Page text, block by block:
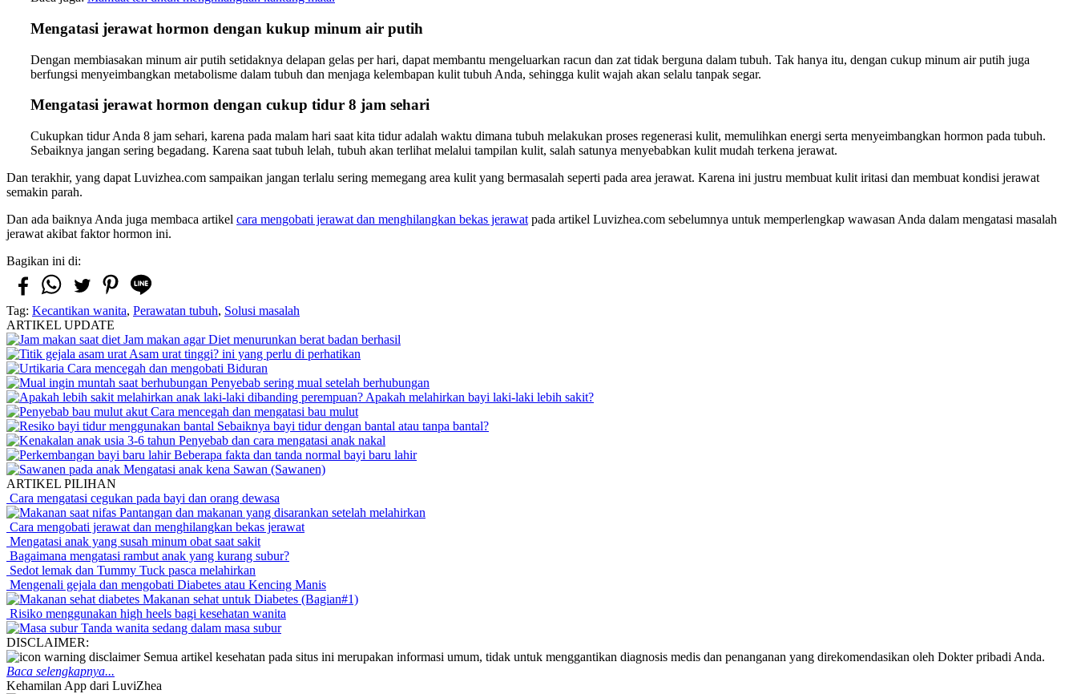
Mengatasi jerawat hormon dengan kukup minum air putih
Dengan membiasakan minum air putih setidaknya delapan gelas per hari, dapat membantu mengeluarkan racun dan zat tidak berguna dalam tubuh. Tak hanya itu, dengan cukup minum air putih juga
berfungsi menyeimbangkan metabolisme dalam tubuh dan menjaga kelembapan kulit tubuh Anda, sehingga kulit wajah akan selalu tanpak segar.
Mengatasi jerawat hormon dengan cukup tidur 8 jam sehari
Cukupkan tidur Anda 8 jam sehari, karena pada malam hari saat kita tidur adalah waktu dimana tubuh melakukan proses regenerasi kulit, memulihkan energi serta menyeimbangkan hormon pada tubuh.
Sebaiknya jangan sering begadang. Karena saat tubuh lelah, tubuh akan terlihat melalui tampilan kulit, salah satunya menyebabkan kulit mudah terkena jerawat.
Dan terakhir, yang dapat Luvizhea.com sampaikan jangan terlalu sering memegang area kulit yang bermasalah seperti pada area jerawat. Karena ini justru membuat kulit iritasi dan membuat kondisi jerawat
semakin parah.
Dan ada baiknya Anda juga membaca artikel cara mengobati jerawat dan menghilangkan bekas jerawat pada artikel Luvizhea.com sebelumnya untuk memperlengkap wawasan Anda dalam mengatasi masalah
jerawat akibat faktor hormon ini.
Bagikan ini di:
Tag: Kecantikan wanita, Perawatan tubuh, Solusi masalah
ARTIKEL UPDATE
Jam makan agar Diet menurunkan berat badan berhasil
Asam urat tinggi? ini yang perlu di perhatikan
Cara mencegah dan mengobati Biduran
Penyebab sering mual setelah berhubungan
Apakah melahirkan bayi laki-laki lebih sakit?
Cara mencegah dan mengatasi bau mulut
Sebaiknya bayi tidur dengan bantal atau tanpa bantal?
Penyebab dan cara mengatasi anak nakal
Beberapa fakta dan tanda normal bayi baru lahir
Mengatasi anak kena Sawan (Sawanen)
ARTIKEL PILIHAN
Cara mengatasi cegukan pada bayi dan orang dewasa
Pantangan dan makanan yang disarankan setelah melahirkan
Cara mengobati jerawat dan menghilangkan bekas jerawat
Mengatasi anak yang susah minum obat saat sakit
Bagaimana mengatasi rambut anak yang kurang subur?
Sedot lemak dan Tummy Tuck pasca melahirkan
Mengenali gejala dan mengobati Diabetes atau Kencing Manis
Makanan sehat untuk Diabetes (Bagian#1)
Risiko menggunakan high heels bagi kesehatan wanita
Tanda wanita sedang dalam masa subur
DISCLAIMER:
Semua artikel kesehatan pada situs ini merupakan informasi umum, tidak untuk menggantikan diagnosis medis dan penanganan yang direkomendasikan oleh Dokter pribadi Anda.
Baca selengkapnya...
Kehamilan App dari LuviZhea